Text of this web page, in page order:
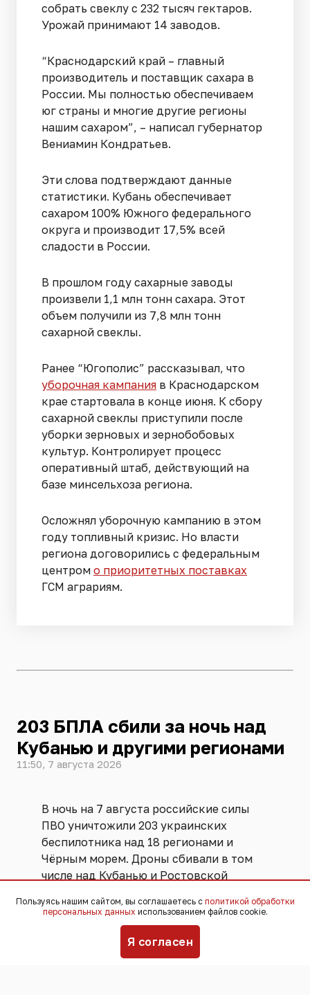
собрать свеклу с 232 тысяч гектаров.
Урожай принимают 14 заводов.
“Краснодарский край – главный
производитель и поставщик сахара в
России. Мы полностью обеспечиваем
юг страны и многие другие регионы
нашим сахаром”, – написал губернатор
Вениамин Кондратьев.
Эти слова подтверждают данные
статистики. Кубань обеспечивает
сахаром 100% Южного федерального
округа и производит 17,5% всей
сладости в России.
В прошлом году сахарные заводы
произвели 1,1 млн тонн сахара. Этот
объем получили из 7,8 млн тонн
сахарной свеклы.
Ранее “Югополис” рассказывал, что
уборочная кампания в Краснодарском
крае стартовала в конце июня. К сбору
сахарной свеклы приступили после
уборки зерновых и зернобобовых
культур. Контролирует процесс
оперативный штаб, действующий на
базе минсельхоза региона.
Осложнял уборочную кампанию в этом
году топливный кризис. Но власти
региона договорились с федеральным
центром о приоритетных поставках
ГСМ аграриям.
203 БПЛА сбили за ночь над
Кубанью и другими регионами
11:50, 7 августа 2026
В ночь на 7 августа российские силы
ПВО уничтожили 203 украинских
беспилотника над 18 регионами и
Чёрным морем. Дроны сбивали в том
числе над Кубанью и Ростовской
Минобороны РФ.
Оперативный штаб Краснодарского
края о последствиях атаки на земле не
Пользуясь нашим сайтом, вы соглашаетесь с политикой обработки
персональных данных использованием файлов cookie.
Я согласен